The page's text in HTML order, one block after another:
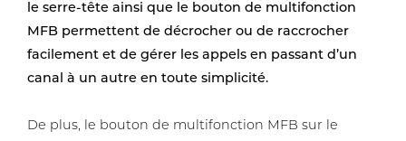
le serre-tête ainsi que le bouton de multifonction
MFB permettent de décrocher ou de raccrocher
facilement et de gérer les appels en passant d’un
canal à un autre en toute simplicité.
De plus, le bouton de multifonction MFB sur le